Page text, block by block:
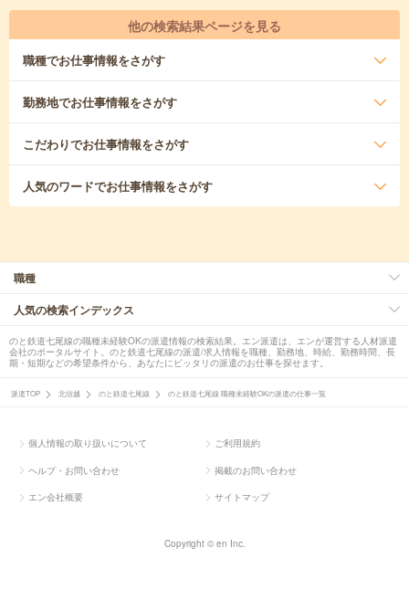
他の検索結果ページを見る
職種でお仕事情報をさがす
勤務地でお仕事情報をさがす
こだわりでお仕事情報をさがす
人気のワードでお仕事情報をさがす
職種
人気の検索インデックス
のと鉄道七尾線の職種未経験OKの派遣情報の検索結果。エン派遣は、エンが運営する人材派遣
会社のポータルサイト。のと鉄道七尾線の派遣/求人情報を職種、勤務地、時給、勤務時間、長
期・短期などの希望条件から、あなたにピッタリの派遣のお仕事を探せます。
派遣TOP 北信越 のと鉄道七尾線 のと鉄道七尾線 職種未経験OKの派遣の仕事一覧
個人情報の取り扱いについて ご利用規約
ヘルプ・お問い合わせ 掲載のお問い合わせ
エン会社概要 サイトマップ
Copyright © en Inc.